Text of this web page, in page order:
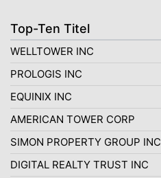
Top-Ten Titel
WELLTOWER INC
PROLOGIS INC
EQUINIX INC
AMERICAN TOWER CORP
SIMON PROPERTY GROUP INC
DIGITAL REALTY TRUST INC